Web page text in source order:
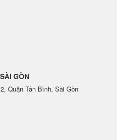
GÒN
Quận Tân Bình, Sài Gòn